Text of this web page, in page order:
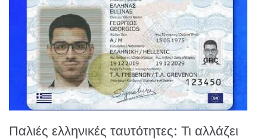
Παλιές ελληνικές ταυτότητες: Τι αλλάζει